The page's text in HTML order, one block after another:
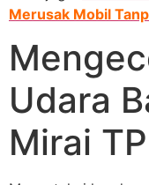
Merusak Mobil
Udara
Mirai